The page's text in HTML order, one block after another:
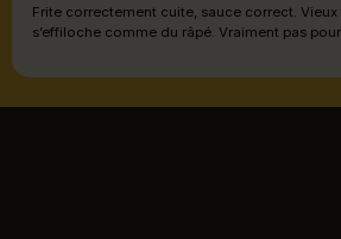
Frite correctement cuite, sauce correct.
s’effiloche comme du râpé. Vraiment pas